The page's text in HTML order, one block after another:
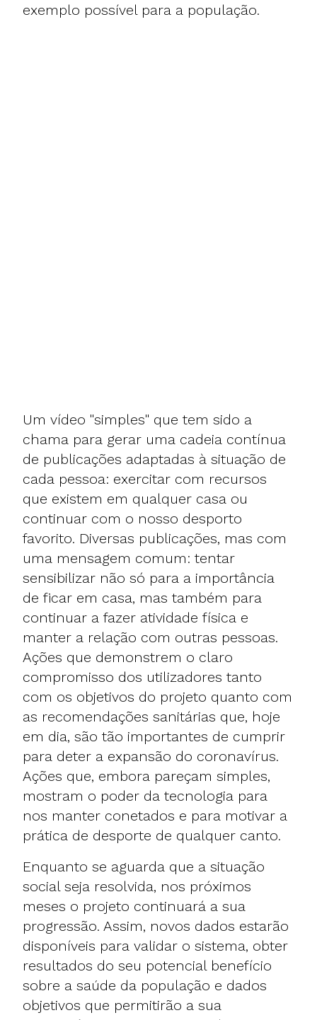
exemplo possível para a população.
Um vídeo "simples" que tem sido a
chama para gerar uma cadeia contínua
de publicações adaptadas à situação de
cada pessoa: exercitar com recursos
que existem em qualquer casa ou
continuar com o nosso desporto
favorito. Diversas publicações, mas com
uma mensagem comum: tentar
sensibilizar não só para a importância
de ficar em casa, mas também para
continuar a fazer atividade física e
manter a relação com outras pessoas.
Ações que demonstrem o claro
compromisso dos utilizadores tanto
com os objetivos do projeto quanto com
as recomendações sanitárias que, hoje
em dia, são tão importantes de cumprir
para deter a expansão do coronavírus.
Ações que, embora pareçam simples,
mostram o poder da tecnologia para
nos manter conetados e para motivar a
prática de desporte de qualquer canto.
Enquanto se aguarda que a situação
social seja resolvida, nos próximos
meses o projeto continuará a sua
progressão. Assim, novos dados estarão
disponíveis para validar o sistema, obter
resultados do seu potencial benefício
sobre a saúde da população e dados
objetivos que permitirão a sua